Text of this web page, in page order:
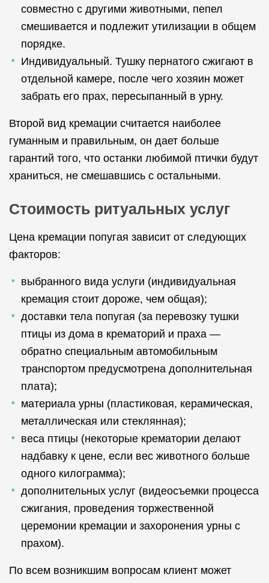
совместно с другими животными, пепел
смешивается и подлежит утилизации в общем
порядке.
Индивидуальный. Тушку пернатого сжигают в
отдельной камере, после чего хозяин может
забрать его прах, пересыпанный в урну.
Второй вид кремации считается наиболее
гуманным и правильным, он дает больше
гарантий того, что останки любимой птички будут
храниться, не смешавшись с остальными.
Стоимость ритуальных услуг
Цена кремации попугая зависит от следующих
факторов:
выбранного вида услуги (индивидуальная
кремация стоит дороже, чем общая);
доставки тела попугая (за перевозку тушки
птицы из дома в крематорий и праха —
обратно специальным автомобильным
транспортом предусмотрена дополнительная
плата);
материала урны (пластиковая, керамическая,
металлическая или стеклянная);
веса птицы (некоторые крематории делают
надбавку к цене, если вес животного больше
одного килограмма);
дополнительных услуг (видеосъемки процесса
сжигания, проведения торжественной
церемонии кремации и захоронения урны с
прахом).
По всем возникшим вопросам клиент может